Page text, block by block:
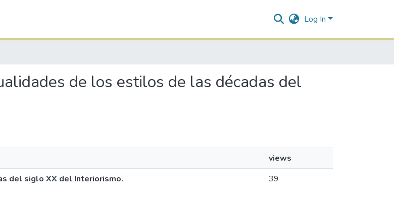
Log In
de los estilos de las décadas del
views
del siglo XX del Interiorismo.
39